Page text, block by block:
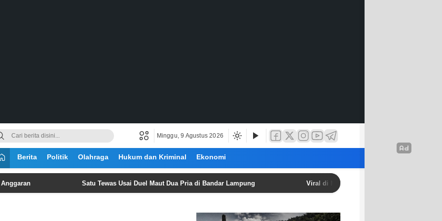
Minggu, 9 Agustus 2026
Berita Politik Olahraga Hukum dan Kriminal Ekonomi
Satu Tewas Usai Duel Maut Dua Pria di Bandar Lampung Viral di Medsos Seruan Aksi 10–17 Agustus 2026,